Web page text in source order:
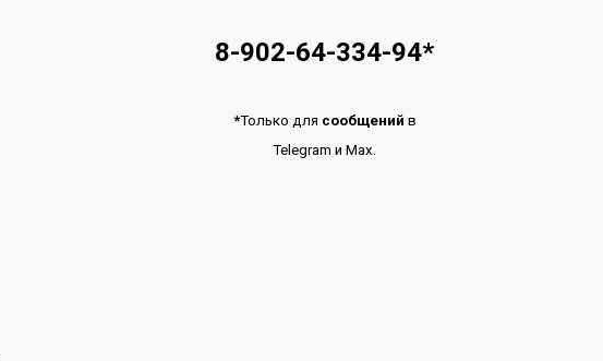
8-902-64-334-94*
*Только для сообщений в
TelegramиMax.